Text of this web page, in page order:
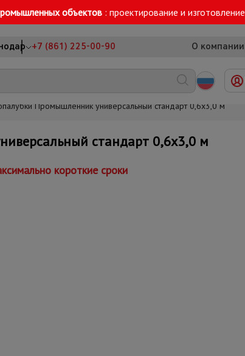
объектов : проектирование и изготовление
+7 (861) 225-00-90 О компании
Промышленник универсальный стандарт 0,6x3,0 м
стандарт 0,6x3,0 м
короткие сроки